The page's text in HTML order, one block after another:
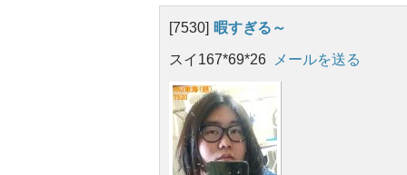
[7530] 暇すぎる～
スイ167*69*26 メールを送る